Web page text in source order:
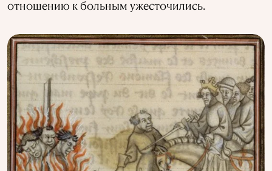
отношению к больным ужесточились.